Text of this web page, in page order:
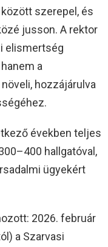
szerepel, és
jusson. A rektor
elismertség
a
hozzájárulva
években teljes
hallgatóval,
ügyekért
2026. február
a Szarvasi